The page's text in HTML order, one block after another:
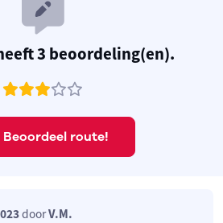
3 beoordeling(en).
Beoordeel route!
doorV.M.